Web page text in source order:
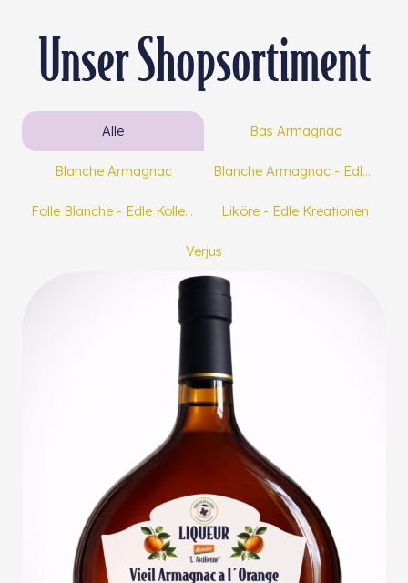
Unser Shopsortiment
Alle Bas Armagnac
Blanche Armagnac Blanche Armagnac - Edle Kreationen
Folle Blanche - Edle Kollektion Liköre - Edle Kreationen
Verjus